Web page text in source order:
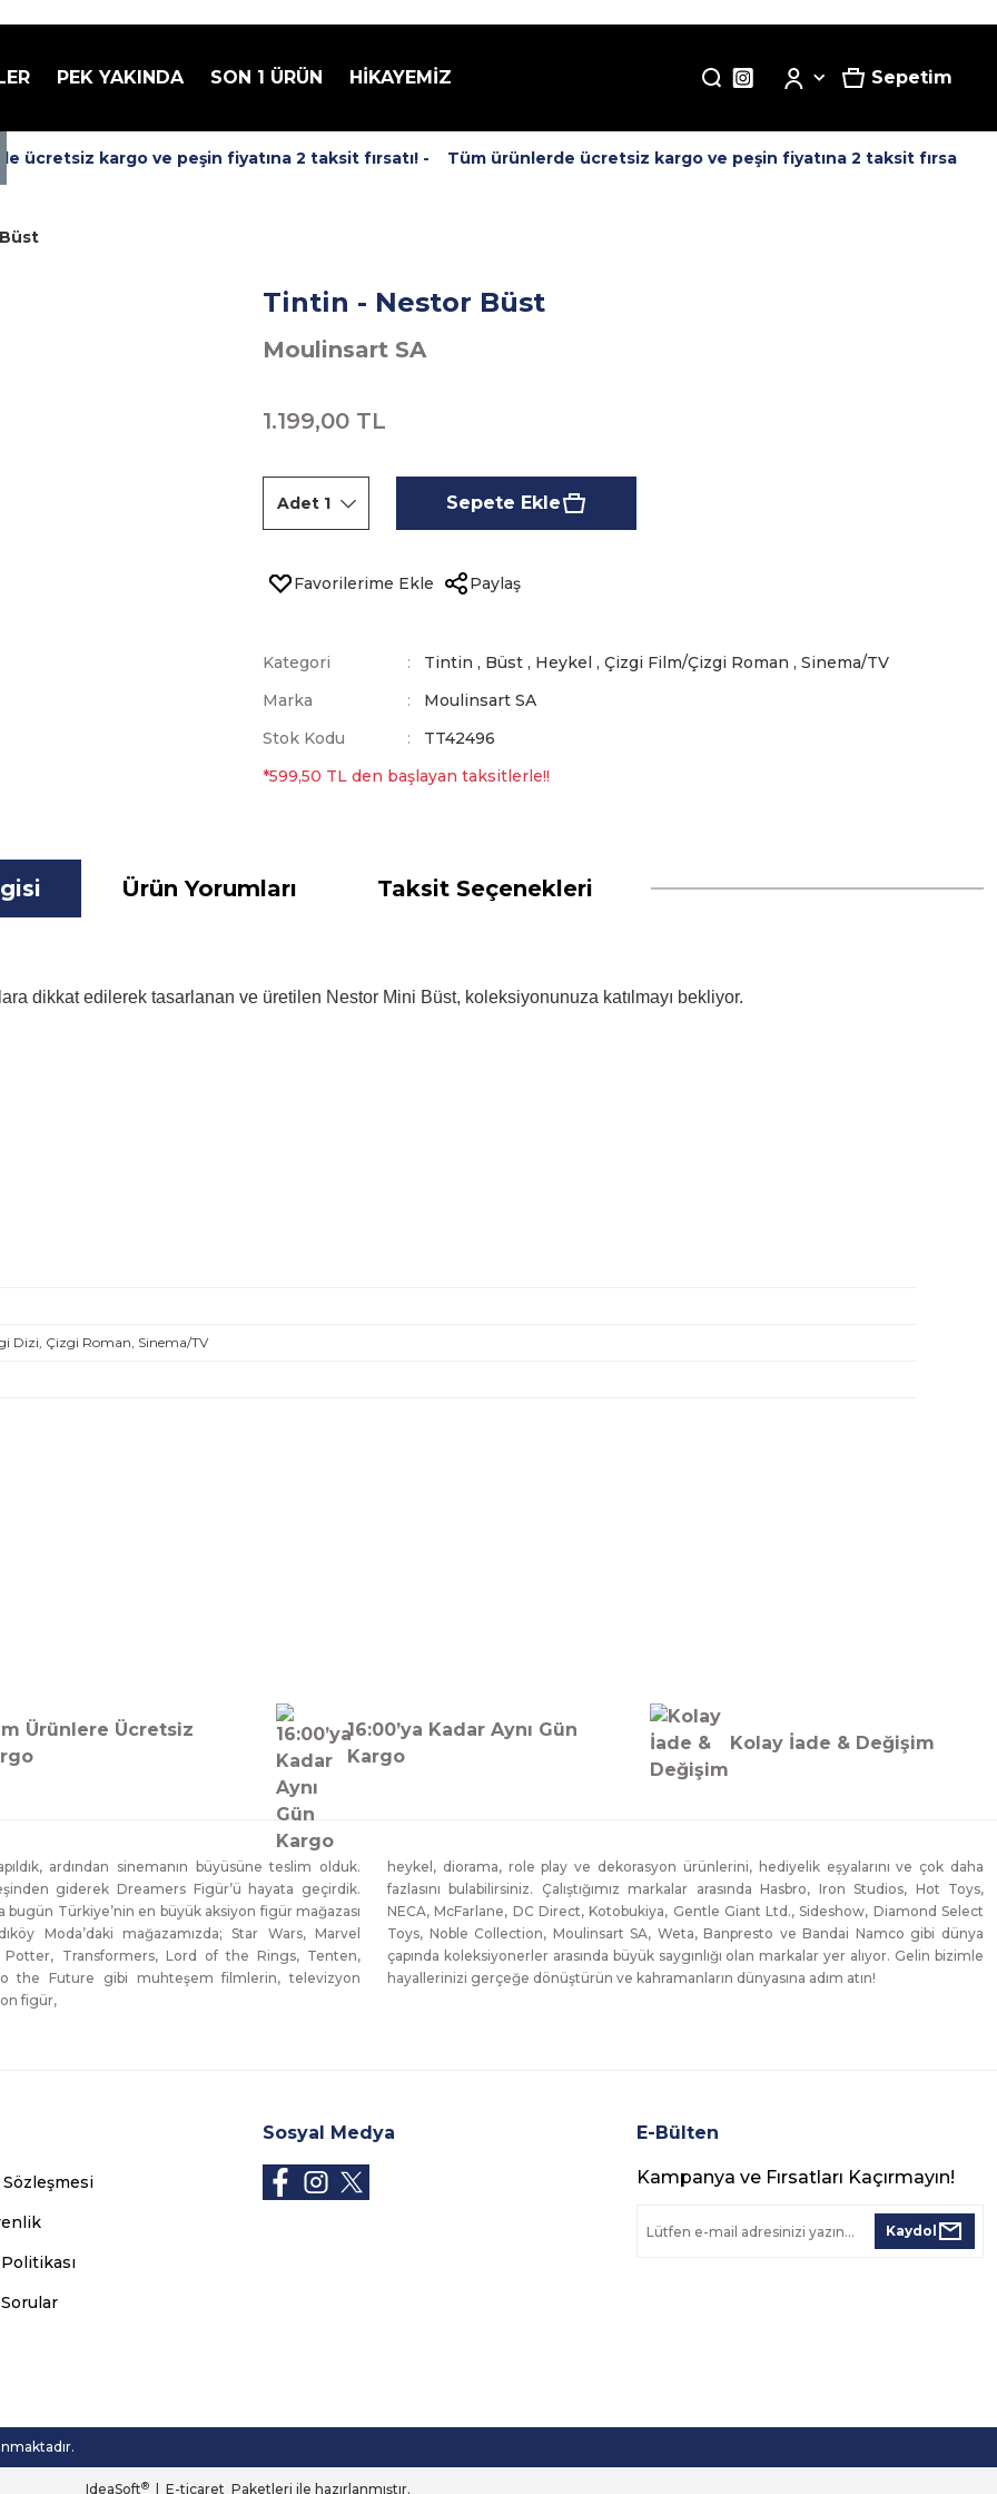
PEK YAKINDA SON 1 ÜRÜN HİKAYEMİZ Sepetim
ücretsiz kargo ve peşin fiyatına 2 taksit fırsatı! - Tüm ürünlerde ücretsiz kargo ve peşin fiyatına 2 taksit fırsatı! -
Tintin - Nestor Büst
Moulinsart SA
1.199,00 TL
Sepete Ekle
Paylaş
Kategori Tintin , Büst , Heykel , Çizgi Film/Çizgi Roman , Sinema/TV
Marka
Moulinsart SA
Stok Kodu
TT42496
*599,50 TL den başlayan taksitlerle!!
Ürün Yorumları Taksit Seçenekleri
dikkat edilerek tasarlanan ve üretilen Nestor Mini Büst, koleksiyonunuza katılmayı bekliyor.
Dizi, Çizgi Roman, Sinema/TV
Ürünlere Ücretsiz
16:00’ya Kadar Aynı Gün
Kargo
Kolay İade & Değişim
ardından sinemanın büyüsüne teslim olduk.
giderek Dreamers Figür’ü hayata geçirdik.
bugün Türkiye’nin en büyük aksiyon figür mağazası
Moda’daki mağazamızda; Star Wars, Marvel
Potter, Transformers, Lord of the Rings, Tenten,
the Future gibi muhteşem filmlerin, televizyon
figür,
heykel, diorama, role play ve dekorasyon ürünlerini, hediyelik eşyalarını ve çok daha
fazlasını bulabilirsiniz. Çalıştığımız markalar arasında Hasbro, Iron Studios, Hot Toys,
NECA, McFarlane, DC Direct, Kotobukiya, Gentle Giant Ltd., Sideshow, Diamond Select
Toys, Noble Collection, Moulinsart SA, Weta, Banpresto ve Bandai Namco gibi dünya
çapında koleksiyonerler arasında büyük saygınlığı olan markalar yer alıyor. Gelin bizimle
hayallerinizi gerçeğe dönüştürün ve kahramanların dünyasına adım atın!
Sözleşmesi
Sosyal Medya E-Bülten
Kampanya ve Fırsatları Kaçırmayın!
Kaydol
IdeaSoft® E-ticaret Paketleri ile hazırlanmıştır.